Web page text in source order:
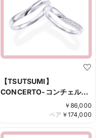
【TSUTSUMI】
CONCERTO-コンチェル
￥ 86,000
￥ 174,000
ペア